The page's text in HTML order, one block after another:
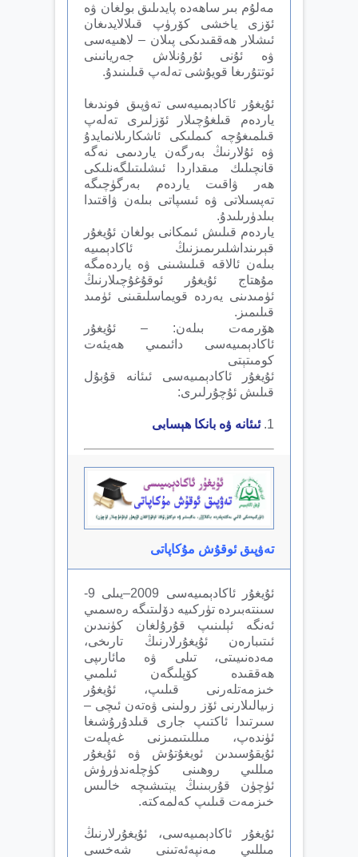
مەلۇم بىر ساھەدە پايدىلىق بولغان ۋە
ئۆزى ياخشى كۆرۈپ قىلالايدىغان
ئىشلار ھەققىدىكى پىلان – لاھىيەسى
ۋە ئۇنى ئۇرۇنلاش جەريانىنى
ئوتتۇرىغا قويۇشى تەلەپ قىلىنىدۇ.
ئۇيغۇر ئاكادېمىيەسى تەۋپىق فوندىغا
ياردەم قىلغۇچىلار ئۆزلىرى تەلەپ
قىلمىغۇچە كىملىكى ئاشكارىلانمايدۇ
ۋە ئۇلارنىڭ بەرگەن ياردىمى نەگە
قانچىلىك مىقداردا ئىشلىتىلگەنلىكى
ھەر ۋاقىت ياردەم بەرگۈچىگە
تەپسىلاتى ۋە ئىسپاتى بىلەن ۋاقتىدا
بىلدۈرىلىدۇ.
ياردەم قىلىش ئىمكانى بولغان ئۇيغۇر
قېرىنداشلىرىمىزنىڭ ئاكادېمىيە
بىلەن ئالاقە قىلىشىنى ۋە ياردەمگە
مۇھتاج ئۇيغۇر ئوقۇغۇچىلارنىڭ
ئۈمىدىنى يەردە قويماسلىقىنى ئۈمىد
قىلىمىز.
ھۆرمەت بىلەن: – ئۇيغۇر
ئاكادېمىيەسى دائىمىي ھەيئەت
كومىتېتى
ئۇيغۇر ئاكادېمىيەسى ئىئانە قۇبۇل
قىلىش ئۇچۇرلىرى:
1. ئىئانە ۋە بانكا ھېسابى
تەۋپىق ئوقۇش مۇكاپاتى
ئۇيغۇر ئاكادېمىيەسى 2009–يىلى 9-
سىنتەبىردە تۈركىيە دۆلىتىگە رەسمىي
ئەنگە ئېلىنىپ قۇرۇلغان كۈنىدىن
ئىتىبارەن ئۇيغۇرلارنىڭ تارىخى،
مەدەنىيىتى، تىلى ۋە مائارىپى
ھەققىدە كۆپلىگەن ئىلمىي
خىزمەتلەرنى قىلىپ، ئۇيغۇر
زىيالىلارنى ئۆز رولىنى ۋەتەن ئىچى –
سىرتىدا ئاكتىپ جارى قىلدۇرۇشىغا
ئۈندەپ، مىللىتىمىزنى غەپلەت
ئۇيقۇسىدىن ئويغۇتۇش ۋە ئۇيغۇر
مىللىي روھىنى كۈچلەندۈرۈش
ئۈچۈن قۇربىنىڭ يېتىشىچە خالىس
خىزمەت قىلىپ كەلمەكتە.
ئۇيغۇر ئاكادېمىيەسى، ئۇيغۇرلارنىڭ
مىللىي مەنپەئەتىنى شەخسى